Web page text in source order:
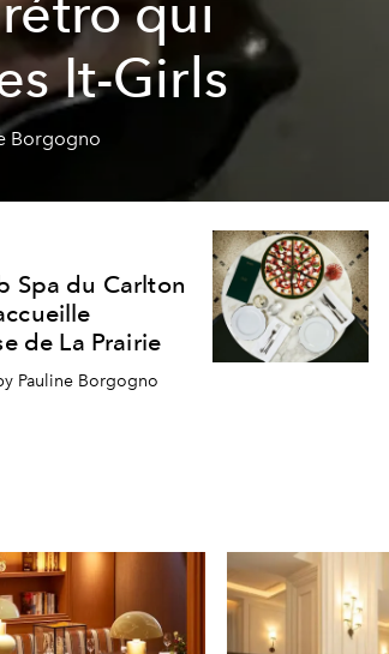
qui
It-Girls
Borgogno
Spa du Carlton
de La Prairie
Pauline Borgogno